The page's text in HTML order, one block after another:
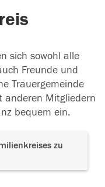
sich sowohl alle
Freunde und
Trauergemeinde
anderen Mitgliedern
bequem ein.
zu